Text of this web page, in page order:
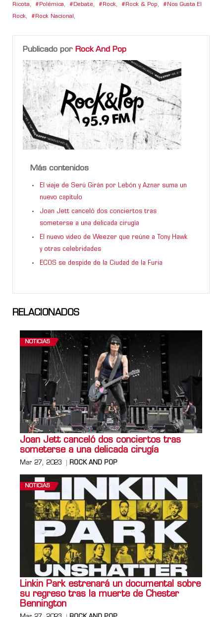
Ricota, Polémica, Debate, Rock, Rock & Pop, Nos Gusta El
Rock, Rock Nacional ,
Publicado por Rock And Pop
Más contenidos
El viaje de Serú Girán por Lebón y Aznar suma un
nuevo capítulo
Joan Jett canceló dos conciertos tras
someterse a una delicada cirugía
El nuevo video de Weezer que reúne a Tony Hawk
y otras celebridades
ECOS se despide de la Ciudad de la Furia
RELACIONADOS
NOTICIAS
Joan Jett canceló dos conciertos tras
someterse a una delicada cirugía
Mar 27, 2023 ROCK AND POP
NOTICIAS
Linkin Park estrenará un documental sobre
su regreso tras la muerte de Chester
Bennington